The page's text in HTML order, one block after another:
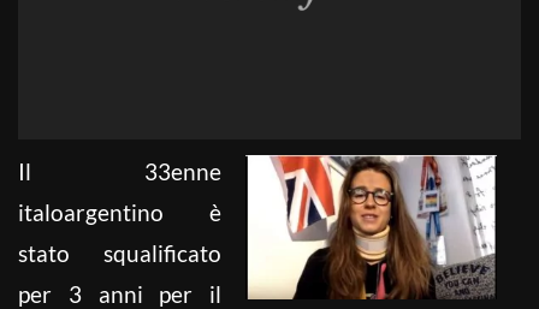
Il 33enne
italoargentino è
stato squalificato
per 3 anni per il